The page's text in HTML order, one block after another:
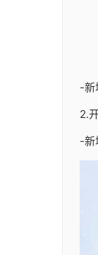
-新
2.
-新